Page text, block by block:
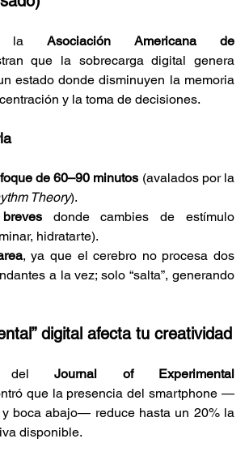
la Asociación Americana de
que la sobrecarga digital genera
estado donde disminuyen la memoria
y la toma de decisiones.
de 60–90 minutos
Theory).
donde cambies de estímulo
hidratarte).
, ya que el cerebro no procesa dos
a la vez; solo “salta”, generando
digital afecta tu creatividad
del Journal of Experimental
que la presencia del smartphone —
boca abajo— reduce hasta un 20% la
disponible.